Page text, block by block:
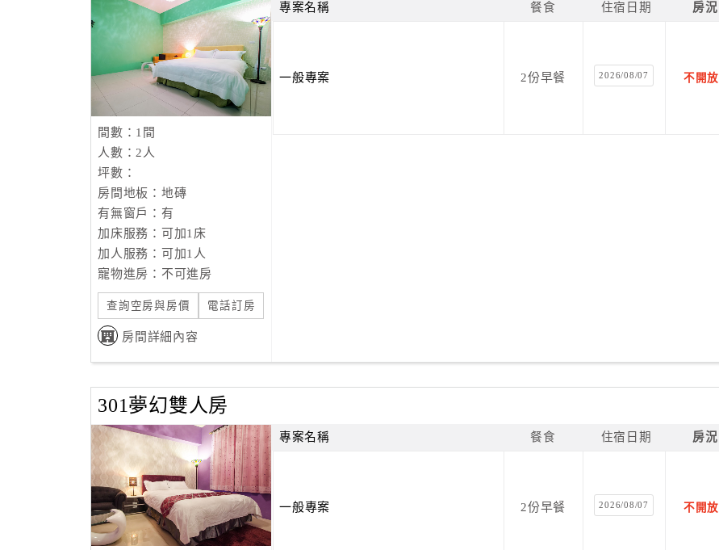
間數：1間
人數：2人
坪數：
房間地板：地磚
有無窗戶：有
加床服務：可加1床
加人服務：可加1人
寵物進房：不可進房
查詢空房與房價 電話訂房
房間詳細內容
專案名稱 餐食 住宿日期 房況
一般專案 2份早餐 2026/08/07 不開放
301夢幻雙人房
專案名稱 餐食 住宿日期 房況
一般專案 2份早餐 2026/08/07 不開放